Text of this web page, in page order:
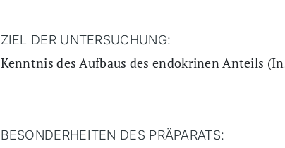
ZIEL DER UNTERSUCHUNG:
Kenntnis des Aufbaus des endokrinen Anteils
BESONDERHEITEN DES PRÄPARATS: